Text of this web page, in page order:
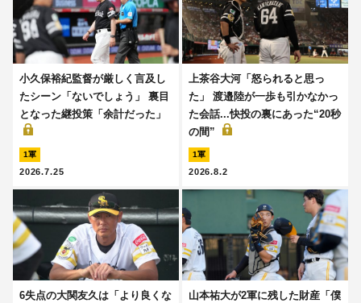
小久保裕紀監督が厳しく言及し
たシーン「ないでしょう」 裏目
となった継投策「余計だった」
1軍
2026.7.25
上茶谷大河「怒られると思っ
た」 渡邉陸が一歩も引かなかっ
た会話...快投の裏にあった“20秒
の間”
1軍
2026.8.2
6失点の大関友久は「より良くな
山本祐大が2軍に残した財産「僕